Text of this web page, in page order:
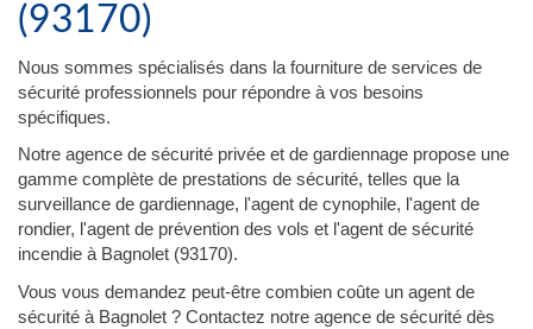
(93170)
Nous sommes spécialisés dans la fourniture de services de
sécurité professionnels pour répondre à vos besoins
spécifiques.
Notre agence de sécurité privée et de gardiennage propose une
gamme complète de prestations de sécurité, telles que la
surveillance de gardiennage, l'agent de cynophile, l'agent de
rondier, l'agent de prévention des vols et l'agent de sécurité
incendie à Bagnolet (93170).
Vous vous demandez peut-être combien coûte un agent de
sécurité à Bagnolet ? Contactez notre agence de sécurité dès